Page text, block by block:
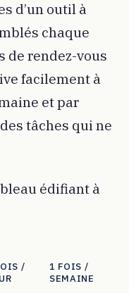
d’un outil à
chaque
de rendez-vous
facilement à
et par
tâches qui ne
édifiant à
/
1 FOIS /
SEMAINE